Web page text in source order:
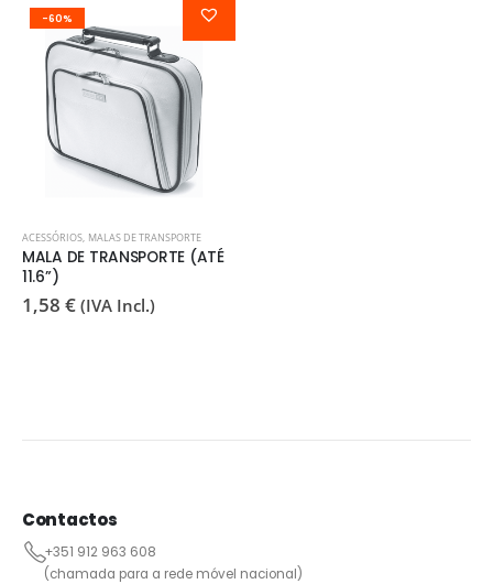
-60%
ACESSÓRIOS, MALAS DE TRANSPORTE
MALA DE TRANSPORTE (ATÉ
11.6”)
1,58 € (IVA Incl.)
Contactos
+351 912 963 608
(chamada para a rede móvel nacional)